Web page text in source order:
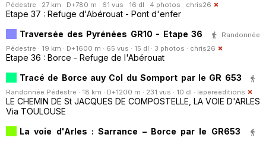
Pédestre · 27 km · D+780 m · 61 vus · 16 dl · 4 photos · chris26
Etape 37 : Refuge d'Abérouat - Pont d'enfer
Traversée des Pyrénées GR10 - Etape 36
Randonnée
Pédestre · 19 km · D+1600 m · 65 vus · 15 dl · 3 photos · chris26
Etape 36 : Borce - Refuge de l'Abérouat
Tracé de Borce auy Col du Somport par le GR 653
Randonnée Pédestre · 18 km · D+1200 m · 231 vus · 10 dl · lepereeditions
LE CHEMIN DE St JACQUES DE COMPOSTELLE, LA VOIE D'ARLES
Via TOULOUSE
La voie d'Arles : Sarrance – Borce par le GR653